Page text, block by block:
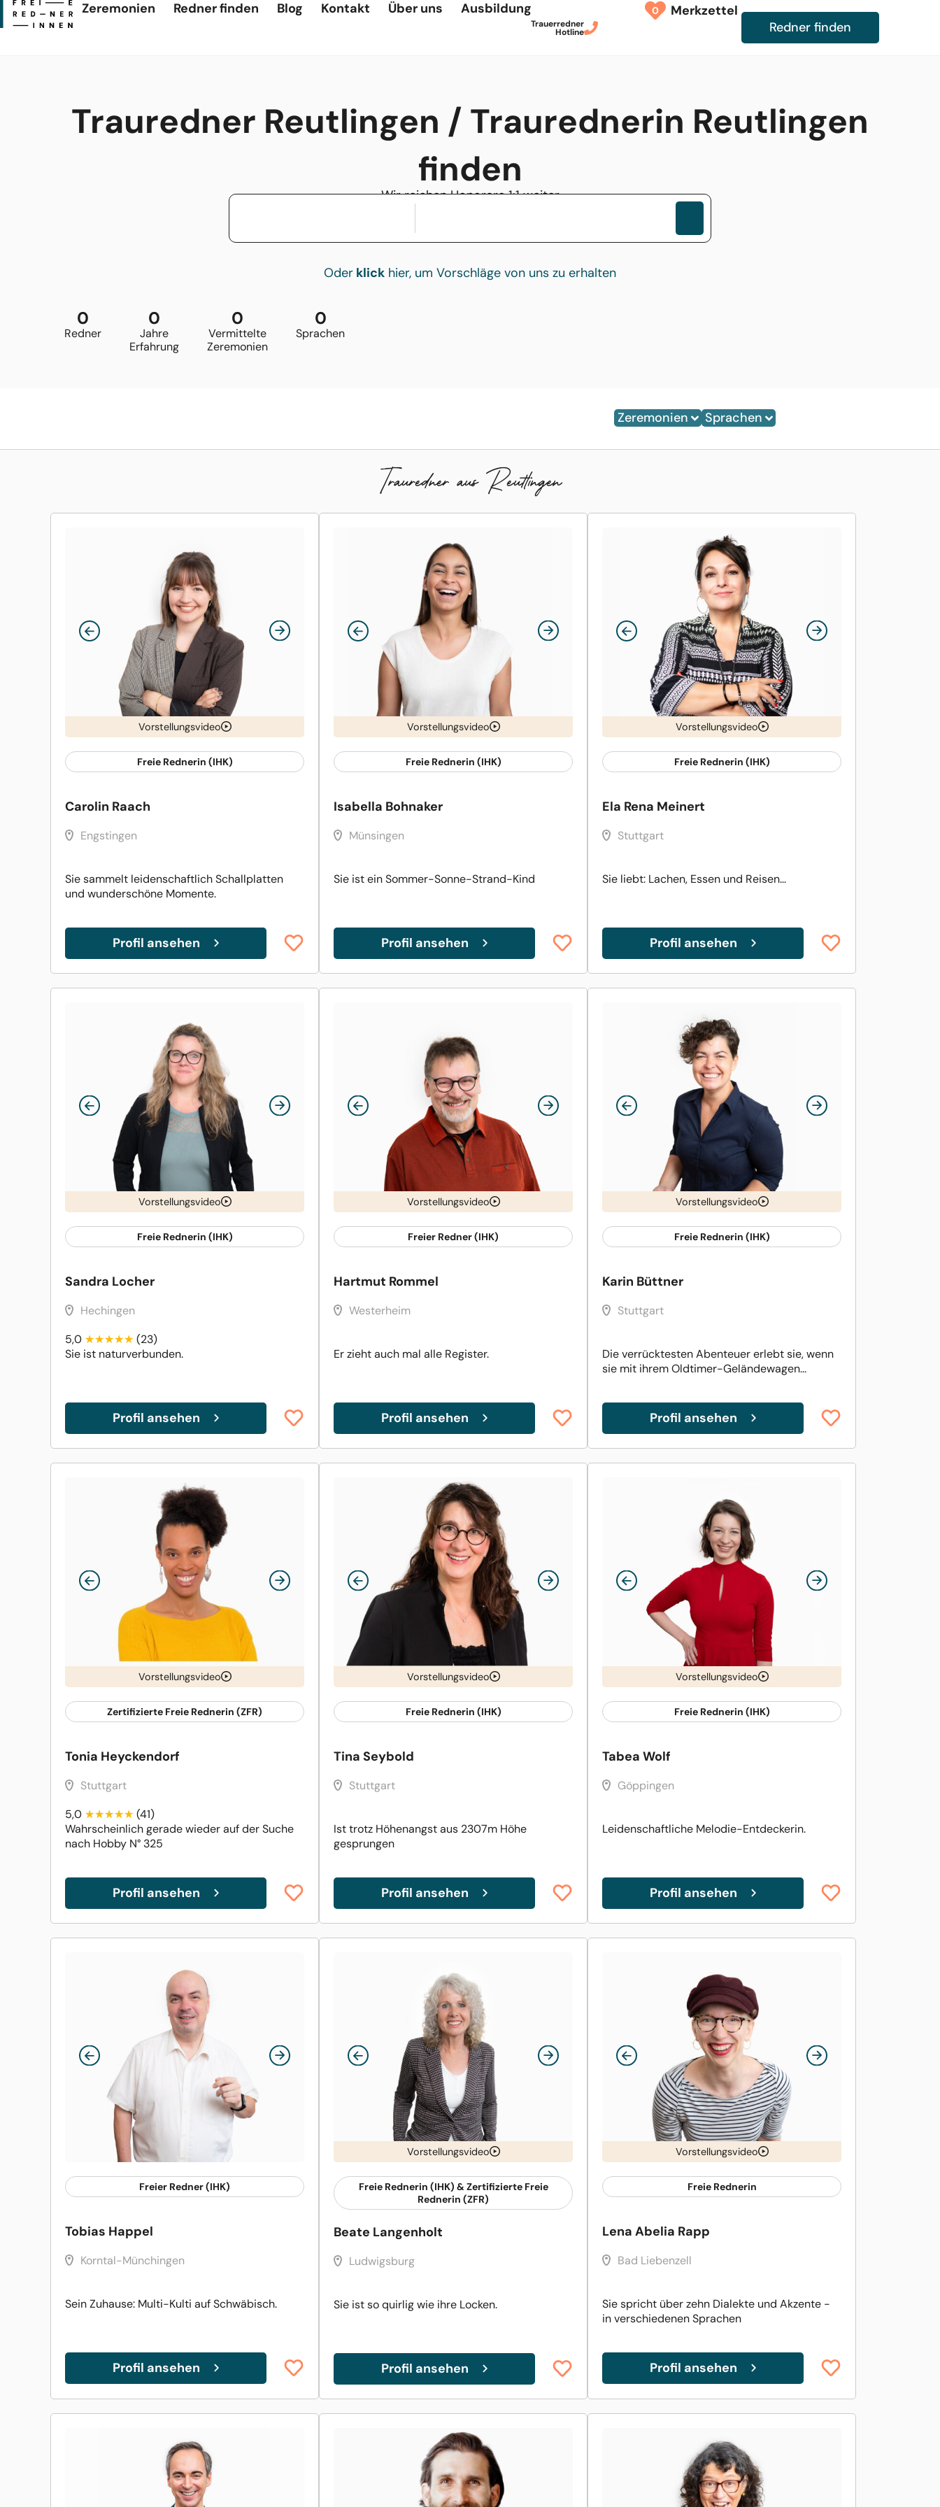
Zeremonien Redner finden Blog Kontakt Über uns Ausbildung
Trauerredner
Hotline
0
Merkzettel
Redner finden
Trauredner Reutlingen / Traurednerin Reutlingen
finden
Wir reichen Honorare 1:1 weiter
Oder klick hier, um Vorschläge von uns zu erhalten
Redner
0
Jahre
Erfahrung
0
Vermittelte
Zeremonien
0
Sprachen
0
Zeremonien Sprachen
Trauredner aus Reutlingen
Vorstellungsvideo
Freie Rednerin (IHK)
Carolin Raach
Engstingen
Sie sammelt leidenschaftlich Schallplatten
und wunderschöne Momente.
Profil ansehen
Vorstellungsvideo
Freie Rednerin (IHK)
Isabella Bohnaker
Münsingen
Sie ist ein Sommer-Sonne-Strand-Kind
Profil ansehen
Vorstellungsvideo
Freie Rednerin (IHK)
Ela Rena Meinert
Stuttgart
Sie liebt: Lachen, Essen und Reisen...
Profil ansehen
Vorstellungsvideo
Freie Rednerin (IHK)
Sandra Locher
Hechingen
5,0
(23)
Sie ist naturverbunden.
Profil ansehen
Vorstellungsvideo
Freier Redner (IHK)
Hartmut Rommel
Westerheim
Er zieht auch mal alle Register.
Profil ansehen
Vorstellungsvideo
Freie Rednerin (IHK)
Karin Büttner
Stuttgart
Die verrücktesten Abenteuer erlebt sie, wenn
sie mit ihrem Oldtimer-Geländewagen...
Profil ansehen
Vorstellungsvideo
Zertifizierte Freie Rednerin (ZFR)
Tonia Heyckendorf
Stuttgart
5,0
(41)
Wahrscheinlich gerade wieder auf der Suche
nach Hobby N° 325
Profil ansehen
Vorstellungsvideo
Freie Rednerin (IHK)
Tina Seybold
Stuttgart
Ist trotz Höhenangst aus 2307m Höhe
gesprungen
Profil ansehen
Vorstellungsvideo
Freie Rednerin (IHK)
Tabea Wolf
Göppingen
Leidenschaftliche Melodie-Entdeckerin.
Profil ansehen
Freier Redner (IHK)
Tobias Happel
Korntal-Münchingen
Sein Zuhause: Multi-Kulti auf Schwäbisch.
Profil ansehen
Vorstellungsvideo
Freie Rednerin (IHK) & Zertifizierte Freie
Rednerin (ZFR)
Beate Langenholt
Ludwigsburg
Sie ist so quirlig wie ihre Locken.
Profil ansehen
Vorstellungsvideo
Freie Rednerin
Lena Abelia Rapp
Bad Liebenzell
Sie spricht über zehn Dialekte und Akzente -
in verschiedenen Sprachen
Profil ansehen